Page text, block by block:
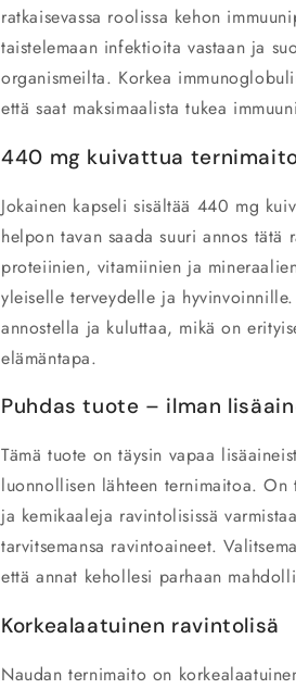
ratkaisevassa roolissa kehon
taistelemaan infektioita vastaan ja
organismeilta. Korkea
että saat maksimaalista tukea
440 mg kuivattua
Jokainen kapseli sisältää 440 mg
helpon tavan saada suuri annos tätä
proteiinien, vitamiinien ja
yleiselle terveydelle ja
annostella ja kuluttaa, mikä on
elämäntapa.
Puhdas tuote – ilman
Tämä tuote on täysin vapaa
luonnollisen lähteen ternimaitoa.
ja kemikaaleja ravintolisissä
tarvitsemansa ravintoaineet.
että annat kehollesi parhaan
Korkealaatuinen ravintolisä
Naudan ternimaito on